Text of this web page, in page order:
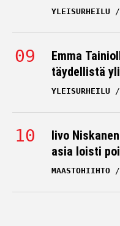
YLEISURHEILU
Emma
täydellistä
YLEISURHEILU
Iivo
asia loisti
MAASTOHIIHTO